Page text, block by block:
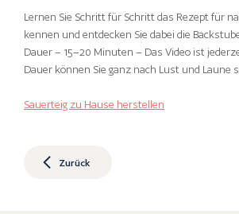
Lernen Sie Schritt für Schritt das Rezept für
kennen und entdecken Sie dabei die
Dauer – 15–20 Minuten – Das Video ist
Dauer können Sie ganz nach Lust und Laune
Sauerteig zu Hause herstellen
Zurück